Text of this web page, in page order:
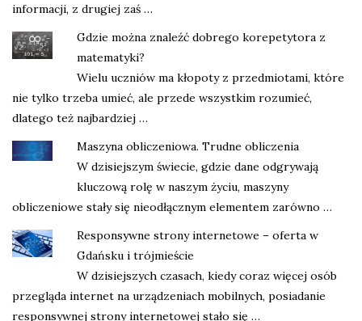
informacji, z drugiej zaś …
Gdzie można znaleźć dobrego korepetytora z
matematyki?
Wielu uczniów ma kłopoty z przedmiotami, które
nie tylko trzeba umieć, ale przede wszystkim rozumieć,
dlatego też najbardziej …
Maszyna obliczeniowa. Trudne obliczenia
W dzisiejszym świecie, gdzie dane odgrywają
kluczową rolę w naszym życiu, maszyny
obliczeniowe stały się nieodłącznym elementem zarówno …
Responsywne strony internetowe – oferta w
Gdańsku i trójmieście
W dzisiejszych czasach, kiedy coraz więcej osób
przegląda internet na urządzeniach mobilnych, posiadanie
responsywnej strony internetowej stało się …